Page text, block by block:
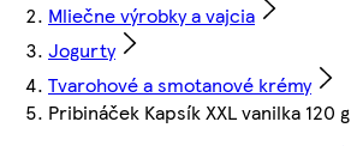
Mliečne výrobky a vajcia
Jogurty
Tvarohové a smotanové krémy
Pribináček Kapsík XXL vanilka 120 g